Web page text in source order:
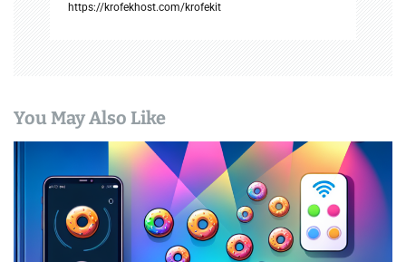
https://krofekhost.com/krofekit
You May Also Like